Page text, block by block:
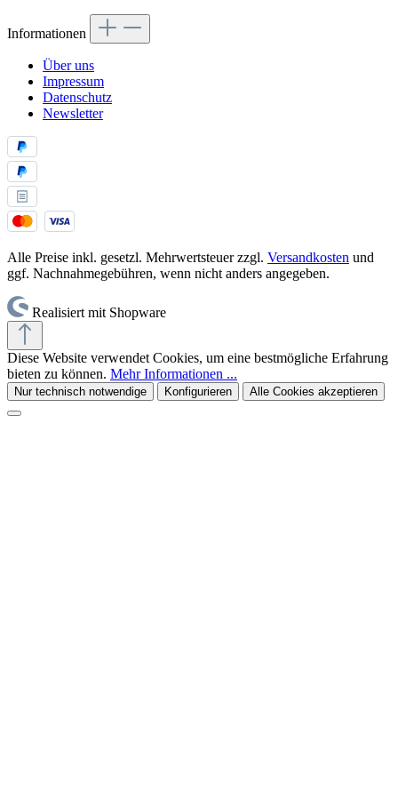
Informationen
Über uns
Impressum
Datenschutz
Newsletter
Alle Preise inkl. gesetzl. Mehrwertsteuer zzgl. Versandkosten und
ggf. Nachnahmegebühren, wenn nicht anders angegeben.
Realisiert mit Shopware
Diese Website verwendet Cookies, um eine bestmögliche Erfahrung
bieten zu können. Mehr Informationen ...
Nur technisch notwendige Konfigurieren Alle Cookies akzeptieren